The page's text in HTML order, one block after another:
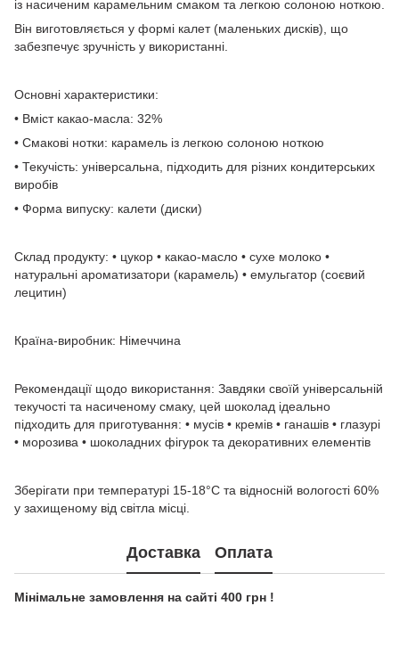
із насиченим карамельним смаком та легкою солоною ноткою.
Він виготовляється у формі калет (маленьких дисків), що
забезпечує зручність у використанні.
Основні характеристики:
• Вміст какао-масла: 32%
• Смакові нотки: карамель із легкою солоною ноткою
• Текучість: універсальна, підходить для різних кондитерських
виробів
• Форма випуску: калети (диски)
Склад продукту: • цукор • какао-масло • сухе молоко •
натуральні ароматизатори (карамель) • емульгатор (соєвий
лецитин)
Країна-виробник: Німеччина
Рекомендації щодо використання: Завдяки своїй універсальній
текучості та насиченому смаку, цей шоколад ідеально
підходить для приготування: • мусів • кремів • ганашів • глазурі
• морозива • шоколадних фігурок та декоративних елементів
Зберігати при температурі 15-18°C та відносній вологості 60%
у захищеному від світла місці.
Доставка Оплата
Мінімальне замовлення на сайті 400 грн !